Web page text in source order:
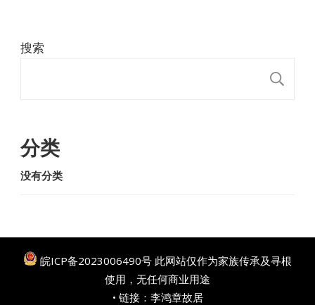
搜索
分类
没有分类
皖ICP备2023006490号 此网站仅作为家族传承及寻根
使用，无任何商业用途
• 链接： 李鸿章故居